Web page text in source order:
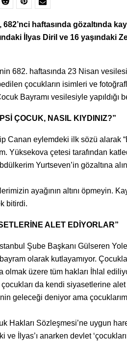
haftasında gözaltında
İlyas Diril ve 16 yaşındaki
682. haftasında 23 Nisan
çocukların isimleri ve
Bayramı vesilesiyle yapıldığı
ÇOCUK, NASIL KIYDINIZ?”
Canan eylemdeki ilk sözü
Yüksekova çetesi tarafından
Yurtseven’in gözaltına
ayağının altını öpmeyin.
bitirdi.
ALET EDİYORLAR”
Şube Başkanı Gülseren
olarak kutlayamıyor.
olmak üzere tüm hakları İhlal
da kendi siyasetlerine
geleceği deniyor ama
Hakları Sözleşmesi’ne uygun
ve İlyas’ı anarken devlet